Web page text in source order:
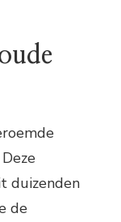
duizenden
de